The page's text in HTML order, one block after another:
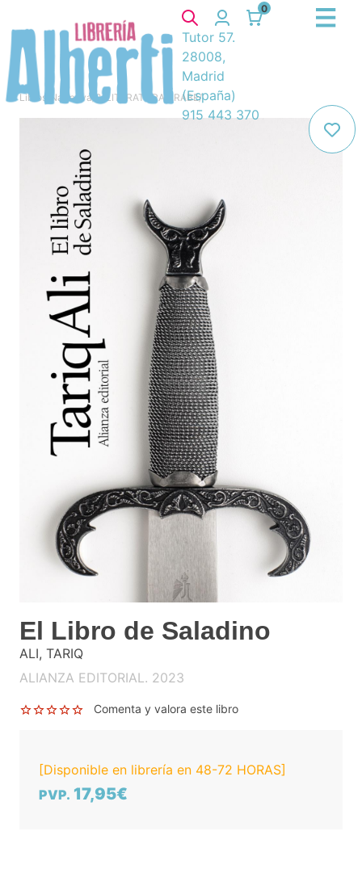
0
Tutor 57.
28008,
Madrid
(España)
915 443 370
Libros Narrativa/ 8. LITERATURA ARABE/
El Libro de Saladino
ALI, TARIQ
ALIANZA EDITORIAL. 2023
Comenta y valora este libro
[Disponible en librería en 48-72 HORAS]
PVP. 17,95€